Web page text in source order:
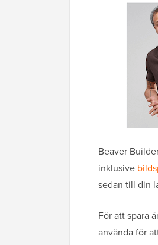
Beaver
inklusive
sedan till din
För att spara
använda för